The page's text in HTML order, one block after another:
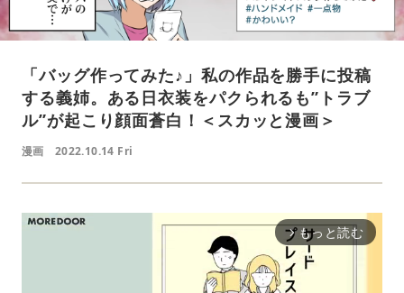
「バッグ作ってみた♪」私の作品を勝手に投稿
する義姉。ある日衣装をパクられるも”トラブ
ル”が起こり顔面蒼白！＜スカッと漫画＞
漫画 2022.10.14 Fri
arrow_forward_ios もっと読む